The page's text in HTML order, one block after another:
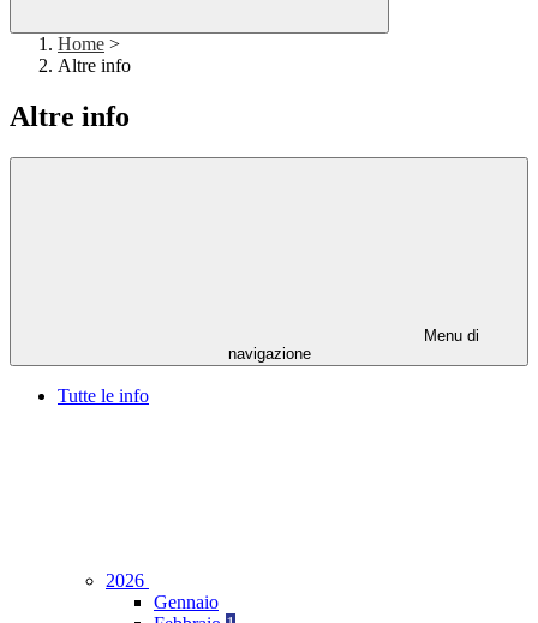
Home >
Altre info
Altre info
Menu di
navigazione
Tutte le info
2026
Gennaio